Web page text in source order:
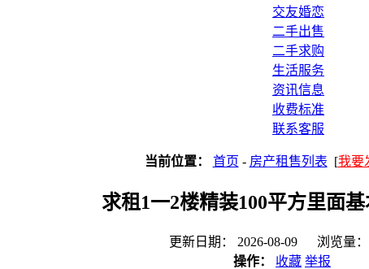
交友婚恋
二手出售
二手求购
生活服务
资讯信息
收费标准
联系客服
当前位置： 首页 - 房产租售列表 [我要
求租1一2楼精装100平方里面
更新日期： 2026-08-09 浏览量：
操作：
收藏 举报